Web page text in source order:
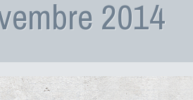
2014